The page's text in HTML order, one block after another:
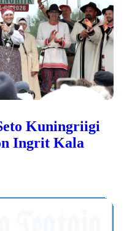
Kuningriigi
Ingrit Kala